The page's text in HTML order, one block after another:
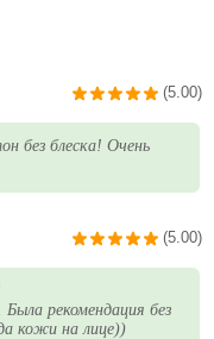
(5.00)
без блеска! Очень
(5.00)
рекомендация без
кожи на лице))